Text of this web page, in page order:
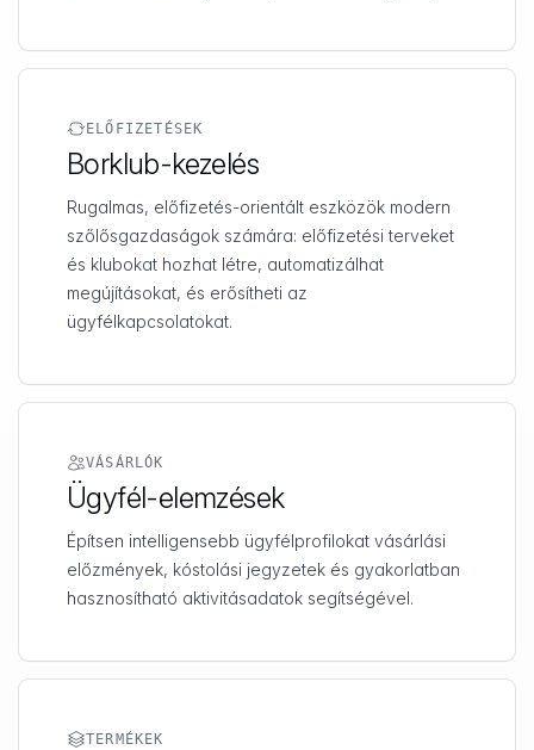
ELŐFIZETÉSEK
Borklub-kezelés
Rugalmas, előfizetés-orientált eszközök modern
szőlősgazdaságok számára: előfizetési terveket
és klubokat hozhat létre, automatizálhat
megújításokat, és erősítheti az
ügyfélkapcsolatokat.
VÁSÁRLÓK
Ügyfél-elemzések
Építsen intelligensebb ügyfélprofilokat vásárlási
előzmények, kóstolási jegyzetek és gyakorlatban
hasznosítható aktivitásadatok segítségével.
TERMÉKEK